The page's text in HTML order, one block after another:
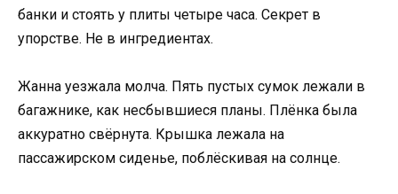
банки и стоять у плиты четыре часа. Секрет в
упорстве. Не в ингредиентах.
Жанна уезжала молча. Пять пустых сумок лежали в
багажнике, как несбывшиеся планы. Плёнка была
аккуратно свёрнута. Крышка лежала на
пассажирском сиденье, поблёскивая на солнце.